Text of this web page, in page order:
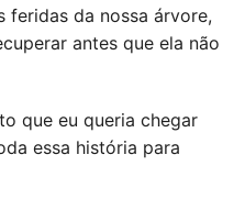
feridas da nossa árvore,
antes que ela não
que eu queria chegar
essa história para